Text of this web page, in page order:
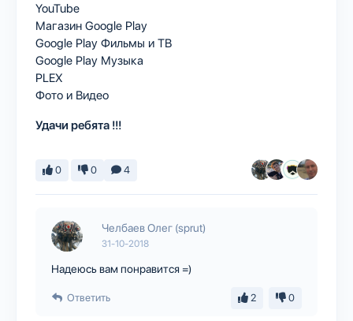
YouTube
Магазин Google Play
Google Play Фильмы и ТВ
Google Play Музыка
PLEX
Фото и Видео
Удачи ребята !!!
0 0 4
Челбаев Олег (sprut)
31-10-2018
Надеюсь вам понравится =)
Ответить 2 0